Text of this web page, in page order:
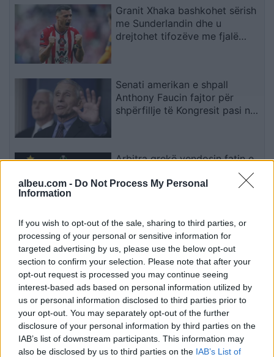
albeu.com - Do Not Process My Personal
Information
If you wish to opt-out of the sale, sharing to third parties, or
processing of your personal or sensitive information for
targeted advertising by us, please use the below opt-out
section to confirm your selection. Please note that after your
opt-out request is processed you may continue seeing
interest-based ads based on personal information utilized by
us or personal information disclosed to third parties prior to
your opt-out. You may separately opt-out of the further
disclosure of your personal information by third parties on the
IAB’s list of downstream participants. This information may
also be disclosed by us to third parties on the IAB’s List of
Granit Xhaka bashkohet sërish
me Sunderlandin dhe u
drejtohet tifozëve me fjalë
Senati amerikan e shpall
Anthony Faucin fajtor për
shpërfillje të Kongresit pasi nuk
Arbitra grekë vendosin fatin e
gjyqtarët për ndeshjen e
A mund të shndërrohet
Bernardo Silva në pasuesin e
Luka Modricit te Real Madridi?
Nga Nexhat Daci te Albulena
Haxhiu: kush e ka udhëhequr
Kuvendin e Kosovës që nga viti
2001?